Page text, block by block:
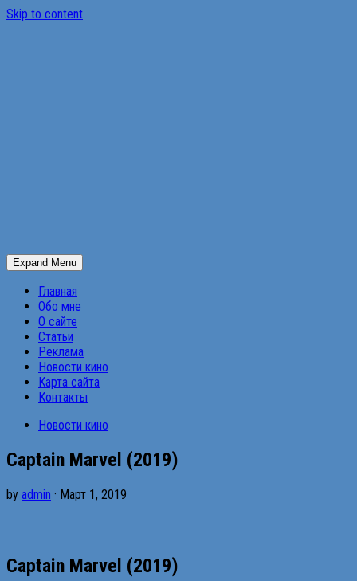
Skip to content
Expand Menu
Главная
Обо мне
О сайте
Статьи
Реклама
Новости кино
Карта сайта
Контакты
Новости кино
Captain Marvel (2019)
by admin · Март 1, 2019
Captain Marvel (2019)